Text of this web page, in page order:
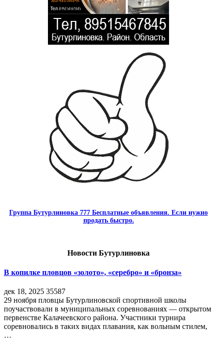
Группа Бутурлиновка 777 Бесплатные объявления. Если нужно
продать быстро.
Новости Бутурлиновка
В копилке пловцов «золото», «серебро» и «бронза»
дек 18, 2025 35587
29 ноября пловцы Бутурлиновской спортивной школы
поучаствовали в муниципальных соревнованиях — открытом
первенстве Калачеевского района. Участники турнира
соревновались в таких видах плавания, как вольным стилем,
…